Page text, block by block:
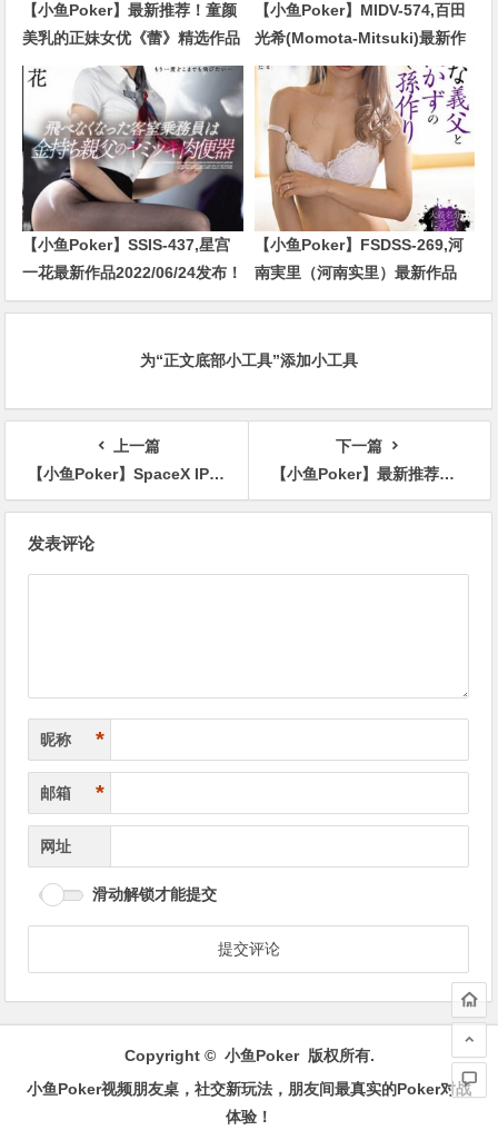
【小鱼Poker】最新推荐！童颜
美乳的正妹女优《蕾》精选作品
介绍……
【小鱼Poker】MIDV-574,百田
光希(Momota-Mitsuki)最新作
品2024/01/02发布！
【小鱼Poker】SSIS-437,星宫
一花最新作品2022/06/24发布！
【小鱼Poker】FSDSS-269,河
南実里（河南实里）最新作品
2021-08-26发布！
为“正文底部小工具”添加小工具
上一篇
【小鱼Poker】SpaceX IPO临近市场现分歧 1.77万亿美元估值遭质疑
下一篇
【小鱼Poker】最新推荐！台日混血AV女优「伊东芽瑠」精选作品介绍……
发表评论
昵称 *
邮箱 *
网址
滑动解锁才能提交
Copyright © 小鱼Poker版权所有.
小鱼Poker视频朋友桌，社交新玩法，朋友间最真实的Poker对战
体验！